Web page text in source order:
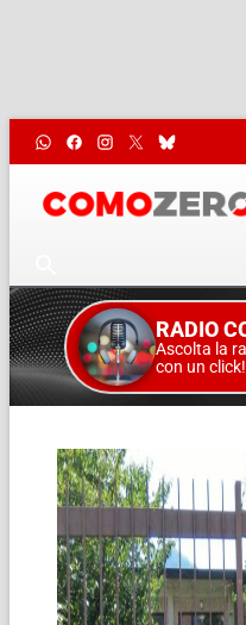
RADIO
Ascolta la
con un click!